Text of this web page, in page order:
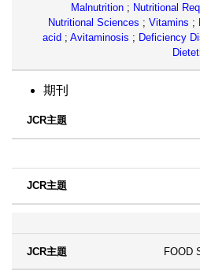
Malnutrition ; Nutritional
Nutritional Sciences ; Vitamins ;
acid ; Avitaminosis ; Deficiency
期刊
FOOD